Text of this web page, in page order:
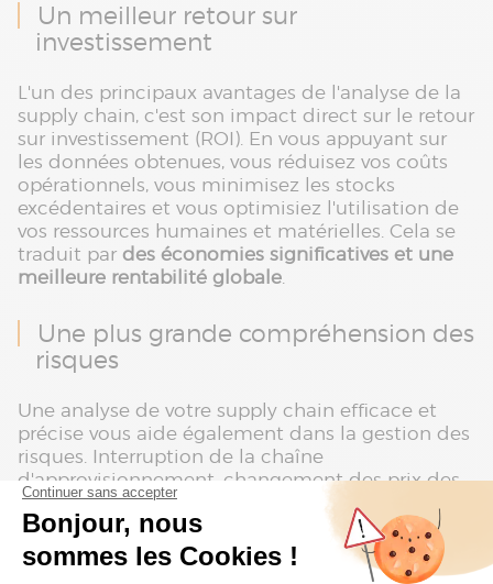
Un meilleur retour sur
investissement
L'un des principaux avantages de l'analyse de la
supply chain, c'est son impact direct sur le retour
sur investissement (ROI). En vous appuyant sur
les données obtenues, vous réduisez vos coûts
opérationnels, vous minimisez les stocks
excédentaires et vous optimisiez l'utilisation de
vos ressources humaines et matérielles. Cela se
traduit par des économies significatives et une
meilleure rentabilité globale.
Une plus grande compréhension des
risques
Une analyse de votre supply chain efficace et
précise vous aide également dans la gestion des
risques. Interruption de la chaîne
d'approvisionnement, changement des prix des
matières premières, évolution de la
réglementation... Une analyse approfondie vous
permetd'anticiper et de mettre en place des
stratégies efficaces pour minimiser les obstacles.